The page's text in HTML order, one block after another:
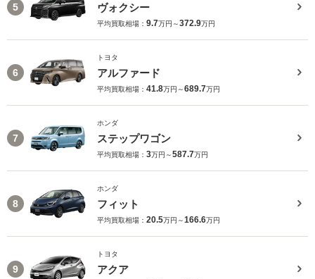
5 ヴォクシー
平均買取相場： 9.7万円～372.9万円
6
トヨタ
アルファード
平均買取相場： 41.8万円～689.7万円
7
ホンダ
ステップワゴン
平均買取相場： 3万円～587.7万円
8
ホンダ
フィット
平均買取相場： 20.5万円～166.6万円
9
トヨタ
アクア